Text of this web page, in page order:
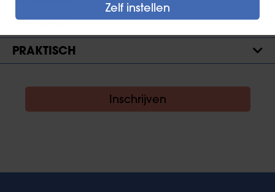
TOELATING
PRAKTISCH
Inschrijven
Zelf instellen